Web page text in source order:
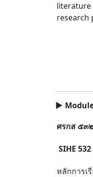
literature
research
▶
ศรกส ๕๓
SIHE 532
หลักการเ